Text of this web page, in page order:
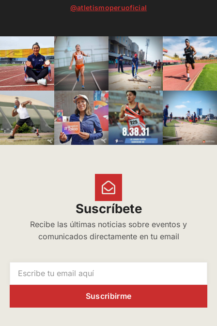
@atletismoperuoficial
Suscríbete
Recibe las últimas noticias sobre eventos y
comunicados directamente en tu email
Suscribirme